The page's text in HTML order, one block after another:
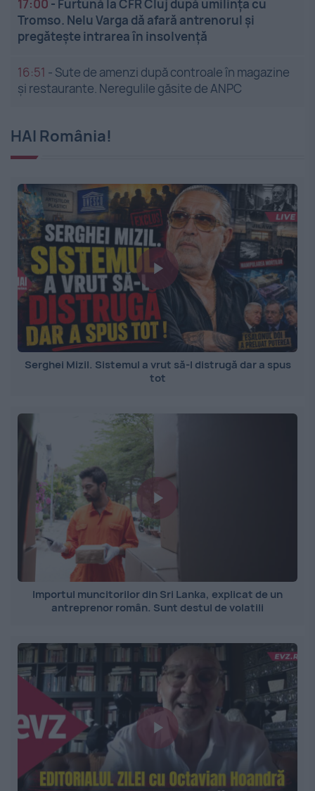
17:00 - Furtună la CFR Cluj după umilința cu
Tromso. Nelu Varga dă afară antrenorul și
pregătește intrarea în insolvență
16:51 - Sute de amenzi după controale în magazine
și restaurante. Neregulile găsite de ANPC
HAI România!
Serghei Mizil. Sistemul a vrut să-l distrugă dar a spus
tot
Importul muncitorilor din Sri Lanka, explicat de un
antreprenor român. Sunt destul de volatili